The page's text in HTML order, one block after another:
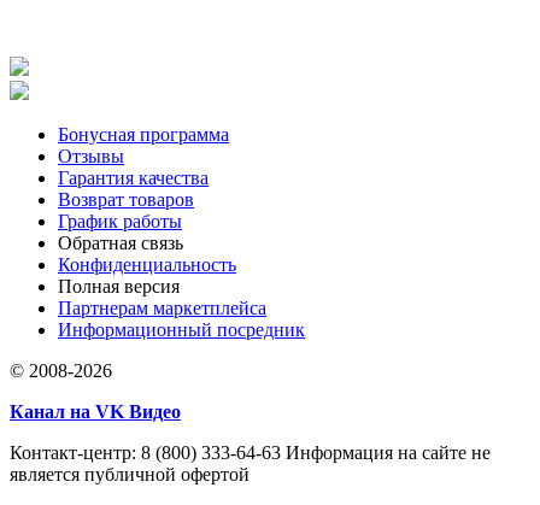
Бонусная программа
Отзывы
Гарантия качества
Возврат товаров
График работы
Обратная связь
Конфиденциальность
Полная версия
Партнерам маркетплейса
Информационный посредник
© 2008-2026
Канал на VK Видео
Контакт-центр: 8 (800) 333-64-63 Информация на сайте не
является публичной офертой